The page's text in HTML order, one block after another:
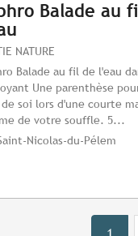
Balade au
NATURE
Balade au fil de l'eau
Une parenthèse
soi lors d'une courte
de votre souffle. 5...
Nicolas-du-Pélem